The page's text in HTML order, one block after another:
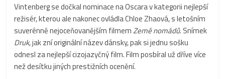
Vintenberg se dočkal nominace na Oscara v kategorii nejlepší
režisér, kterou ale nakonec ovládla Chloe Zhaová, s letošním
suverénně nejoceňovanějším filmemZemě nomádů. Snímek
Druk, jak zní originální název dánsky, pak si jednu sošku
odnesl za nejlepší cizojazyčný film. Film posbíral už dříve více
než desítku jiných prestižních ocenění.